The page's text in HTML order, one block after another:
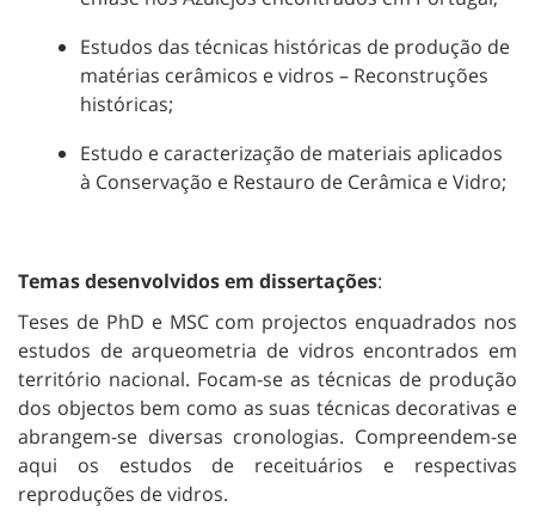
Estudos das técnicas históricas de produção de
matérias cerâmicos e vidros – Reconstruções
históricas;
Estudo e caracterização de materiais aplicados
à Conservação e Restauro de Cerâmica e Vidro;
Temas desenvolvidos em dissertações:
Teses de PhD e MSC com projectos enquadrados nos
estudos de arqueometria de vidros encontrados em
território nacional. Focam-se as técnicas de produção
dos objectos bem como as suas técnicas decorativas e
abrangem-se diversas cronologias. Compreendem-se
aqui os estudos de receituários e respectivas
reproduções de vidros.